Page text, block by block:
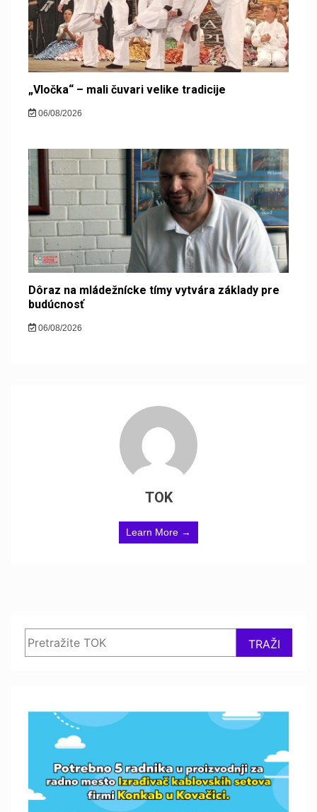
„Vločka“ – mali čuvari velike tradicije
06/08/2026
Dôraz na mládežnícke tímy vytvára základy pre
budúcnosť
06/08/2026
TOK
Learn More →
TRAŽI